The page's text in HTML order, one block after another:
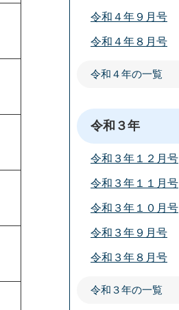
令和４年９月号
令和４年８月号
令和４年の一覧
令和３年
令和３年１２月号
令和３年１１月号
令和３年１０月号
令和３年９月号
令和３年８月号
令和３年の一覧